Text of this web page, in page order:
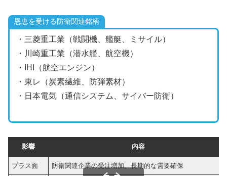
恩恵を受ける防衛関連銘柄
・三菱重工業（戦闘機、艦艇、ミサイル）
・川崎重工業（潜水艦、航空機）
・IHI（航空エンジン）
・東レ（炭素繊維、防弾素材）
・日本電気（通信システム、サイバー防衛）
影響 内容
プラス面 防衛関連企業の受注増加、長期的な需要確保